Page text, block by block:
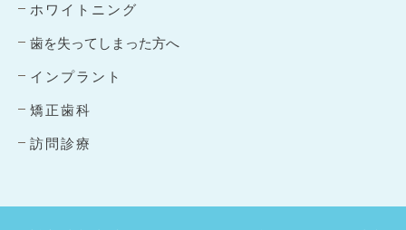
ホワイトニング
歯を失ってしまった方へ
インプラント
矯正歯科
訪問診療